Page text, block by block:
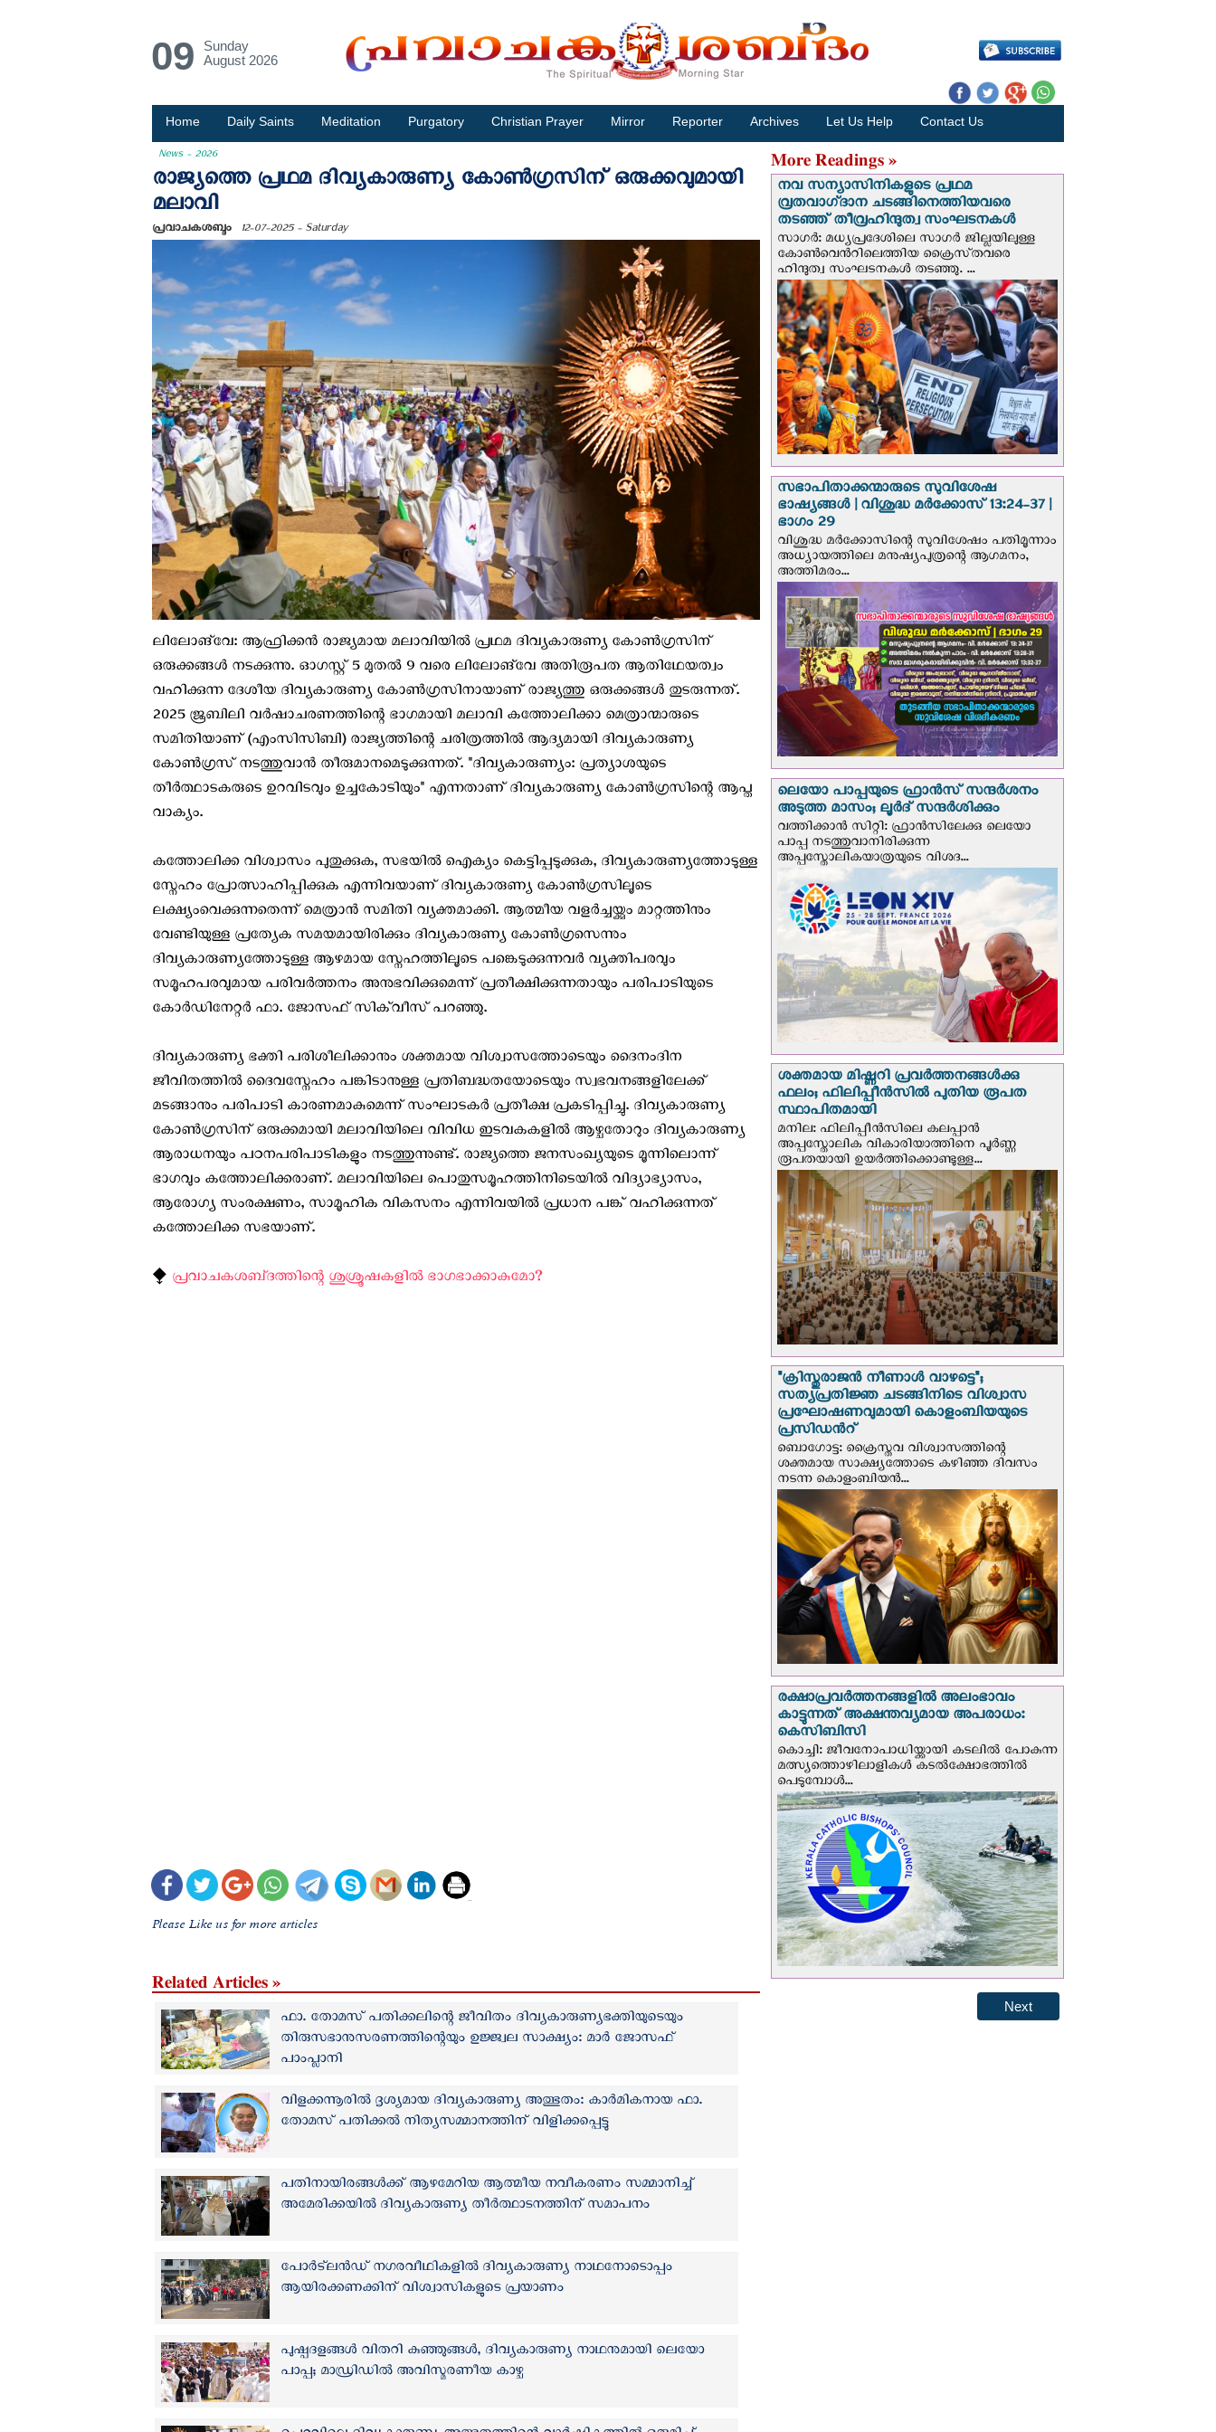
09
Sunday
August 2026
Home Daily Saints Meditation Purgatory Christian Prayer Mirror Reporter Archives Let Us Help Contact Us
News - 2026
രാജ്യത്തെ പ്രഥമ ദിവ്യകാരുണ്യ കോണ്‍ഗ്രസിന് ഒരുക്കവുമായി
മലാവി
പ്രവാചകശബ്ദം 12-07-2025 - Saturday
ലിലോങ്‌വേ: ആഫ്രിക്കന്‍ രാജ്യമായ മലാവിയില്‍ പ്രഥമ ദിവ്യകാരുണ്യ കോണ്‍ഗ്രസിന്
ഒരുക്കങ്ങള്‍ നടക്കുന്നു. ഓഗസ്റ്റ് 5 മുതൽ 9 വരെ ലിലോങ്‌വേ അതിരൂപത ആതിഥേയത്വം
വഹിക്കുന്ന ദേശീയ ദിവ്യകാരുണ്യ കോൺഗ്രസിനായാണ് രാജ്യത്തു ഒരുക്കങ്ങള്‍ തുടരുന്നത്.
2025 ജൂബിലി വർഷാചരണത്തിന്റെ ഭാഗമായി മലാവി കത്തോലിക്കാ മെത്രാന്മാരുടെ
സമിതിയാണ് (എംസിസിബി) രാജ്യത്തിന്റെ ചരിത്രത്തില്‍ ആദ്യമായി ദിവ്യകാരുണ്യ
കോണ്‍ഗ്രസ് നടത്തുവാന്‍ തീരുമാനമെടുക്കുന്നത്. "ദിവ്യകാരുണ്യം: പ്രത്യാശയുടെ
തീർത്ഥാടകരുടെ ഉറവിടവും ഉച്ചകോടിയും" എന്നതാണ് ദിവ്യകാരുണ്യ കോണ്‍ഗ്രസിന്റെ ആപ്ത
വാക്യം.
കത്തോലിക്ക വിശ്വാസം പുതുക്കുക, സഭയിൽ ഐക്യം കെട്ടിപ്പടുക്കുക, ദിവ്യകാരുണ്യത്തോടുള്ള
സ്നേഹം പ്രോത്സാഹിപ്പിക്കുക എന്നിവയാണ് ദിവ്യകാരുണ്യ കോണ്‍ഗ്രസിലൂടെ
ലക്ഷ്യംവെക്കുന്നതെന്ന് മെത്രാന്‍ സമിതി വ്യക്തമാക്കി. ആത്മീയ വളർച്ചയ്ക്കും മാറ്റത്തിനും
വേണ്ടിയുള്ള പ്രത്യേക സമയമായിരിക്കും ദിവ്യകാരുണ്യ കോൺഗ്രസെന്നും
ദിവ്യകാരുണ്യത്തോടുള്ള ആഴമായ സ്നേഹത്തിലൂടെ പങ്കെടുക്കുന്നവർ വ്യക്തിപരവും
സമൂഹപരവുമായ പരിവർത്തനം അനുഭവിക്കുമെന്ന് പ്രതീക്ഷിക്കുന്നതായും പരിപാടിയുടെ
കോർഡിനേറ്റർ ഫാ. ജോസഫ് സിക്‌വീസ് പറഞ്ഞു.
ദിവ്യകാരുണ്യ ഭക്തി പരിശീലിക്കാനും ശക്തമായ വിശ്വാസത്തോടെയും ദൈനംദിന
ജീവിതത്തിൽ ദൈവസ്നേഹം പങ്കിടാനുള്ള പ്രതിബദ്ധതയോടെയും സ്വഭവനങ്ങളിലേക്ക്
മടങ്ങാനും പരിപാടി കാരണമാകുമെന്ന് സംഘാടകര്‍ പ്രതീക്ഷ പ്രകടിപ്പിച്ചു. ദിവ്യകാരുണ്യ
കോണ്‍ഗ്രസിന് ഒരുക്കമായി മലാവിയിലെ വിവിധ ഇടവകകളില്‍ ആഴ്ചതോറും ദിവ്യകാരുണ്യ
ആരാധനയും പഠനപരിപാടികളും നടത്തുന്നുണ്ട്. രാജ്യത്തെ ജനസംഖ്യയുടെ മൂന്നിലൊന്ന്
ഭാഗവും കത്തോലിക്കരാണ്. മലാവിയിലെ പൊതുസമൂഹത്തിനിടെയില്‍ വിദ്യാഭ്യാസം,
ആരോഗ്യ സംരക്ഷണം, സാമൂഹിക വികസനം എന്നിവയിൽ പ്രധാന പങ്ക് വഹിക്കുന്നത്
കത്തോലിക്ക സഭയാണ്.
⧪ പ്രവാചകശബ്‌ദത്തിന്റെ ശുശ്രൂഷകളില്‍ ഭാഗഭാക്കാകുമോ? ‍
Please Like us for more articles
Related Articles »
ഫാ. തോമസ് പതിക്കലിന്റെ ജീവിതം ദിവ്യകാരുണ്യഭക്തിയുടെയും
തിരുസഭാനുസരണത്തിന്റെയും ഉജ്ജ്വല സാക്ഷ്യം: മാർ ജോസഫ്
പാംപ്ലാനി
വിളക്കന്നൂരില്‍ ദൃശ്യമായ ദിവ്യകാരുണ്യ അത്ഭുതം: കാർമികനായ ഫാ.
തോമസ് പതിക്കൽ നിത്യസമ്മാനത്തിന് വിളിക്കപ്പെട്ടു
പതിനായിരങ്ങള്‍ക്ക് ആഴമേറിയ ആത്മീയ നവീകരണം സമ്മാനിച്ച്
അമേരിക്കയില്‍ ദിവ്യകാരുണ്യ തീർത്ഥാടനത്തിന് സമാപനം
പോർട്‍ലൻഡ് നഗരവീഥികളിൽ ദിവ്യകാരുണ്യ നാഥനോടൊപ്പം
ആയിരക്കണക്കിന് വിശ്വാസികളുടെ പ്രയാണം
പുഷ്പദളങ്ങൾ വിതറി കുഞ്ഞുങ്ങൾ, ദിവ്യകാരുണ്യ നാഥനുമായി ലെയോ
പാപ്പ; മാഡ്രിഡിൽ അവിസ്മരണീയ കാഴ്ച
More Readings »
നവ സന്യാസിനികളുടെ പ്രഥമ
വ്രതവാഗ്‌ദാന ചടങ്ങിനെത്തിയവരെ
തടഞ്ഞ് തീവ്രഹിന്ദുത്വ സംഘടനകള്‍
സാഗർ: മധ്യപ്രദേശിലെ സാഗർ ജില്ലയിലുള്ള
കോൺവെന്‍റിലെത്തിയ ക്രൈസ്‌തവരെ
ഹിന്ദുത്വ സംഘടനകൾ തടഞ്ഞു. ...
സഭാപിതാക്കന്മാരുടെ സുവിശേഷ
ഭാഷ്യങ്ങള്‍ | വിശുദ്ധ മര്‍ക്കോസ് 13:24-37 |
ഭാഗം 29
വിശുദ്ധ മര്‍ക്കോസിന്റെ സുവിശേഷം പതിമൂന്നാം
അധ്യായത്തിലെ മനുഷ്യപുത്രന്റെ ആഗമനം,
അത്തിമരം...
ലെയോ പാപ്പയുടെ ഫ്രാന്‍സ് സന്ദര്‍ശനം
അടുത്ത മാസം; ലൂര്‍ദ് സന്ദര്‍ശിക്കും
വത്തിക്കാന്‍ സിറ്റി: ഫ്രാൻസിലേക്കു ലെയോ
പാപ്പ നടത്തുവാനിരിക്കുന്ന
അപ്പസ്തോലികയാത്രയുടെ വിശദ...
ശക്തമായ മിഷ്ണറി പ്രവർത്തനങ്ങൾക്കു
ഫലം; ഫിലിപ്പീൻസിൽ പുതിയ രൂപത
സ്ഥാപിതമായി
മനില: ഫിലിപ്പീൻസിലെ കലപ്പാൻ
അപ്പസ്തോലിക വികാരിയാത്തിനെ പൂർണ്ണ
രൂപതയായി ഉയർത്തിക്കൊണ്ടുള്ള...
"ക്രിസ്തുരാജന്‍ നീണാള്‍ വാഴട്ടെ";
സത്യപ്രതിജ്ഞ ചടങ്ങിനിടെ വിശ്വാസ
പ്രഘോഷണവുമായി കൊളംബിയയുടെ
പ്രസിഡന്‍റ്
ബൊഗോട്ട: ക്രൈസ്തവ വിശ്വാസത്തിന്റെ
ശക്തമായ സാക്ഷ്യത്തോടെ കഴിഞ്ഞ ദിവസം
നടന്ന കൊളംബിയന്‍...
രക്ഷാപ്രവര്‍ത്തനങ്ങളില്‍ അലംഭാവം
കാട്ടുന്നത് അക്ഷന്തവ്യമായ അപരാധം:
കെസിബിസി
കൊച്ചി: ജീവനോപാധിയ്ക്കായി കടലില്‍ പോകുന്ന
മത്സ്യത്തൊഴിലാളികള്‍ കടല്‍ക്ഷോഭത്തില്‍
പെടുമ്പോള്‍...
Next